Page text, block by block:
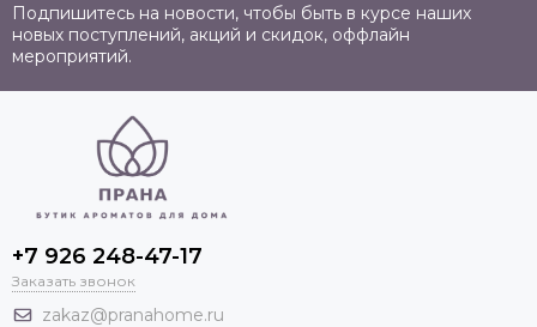
Подпишитесь на новости, чтобы быть в курсе наших
новых поступлений, акций и скидок, оффлайн
мероприятий.
+7 926 248-47-17
Заказать звонок
zakaz@pranahome.ru